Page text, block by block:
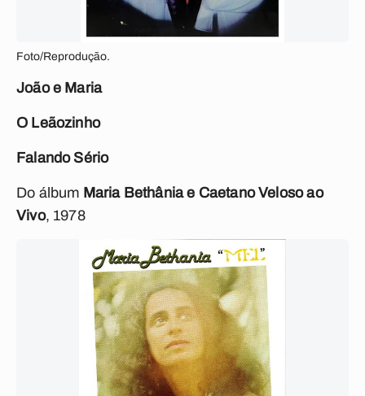
Foto/Reprodução.
João e Maria
O Leãozinho
Falando Sério
Do álbum Maria Bethânia e Caetano Veloso ao
Vivo, 1978